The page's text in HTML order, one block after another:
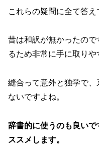
これらの疑問に全て答え
昔は和訳が無かったの
るため非常に手に取りや
縫合って意外と独学で
ないですよね。
辞書的に使うのも良い
ススメします。